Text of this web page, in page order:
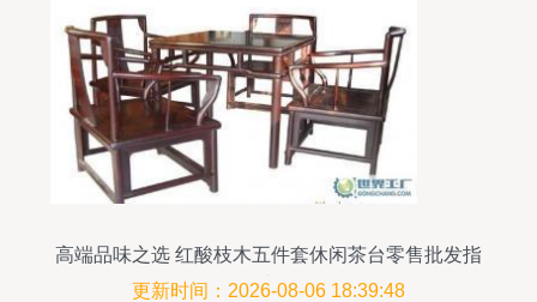
高端品味之选 红酸枝木五件套休闲茶台零售批发指
南
更新时间：2026-08-06 18:39:48